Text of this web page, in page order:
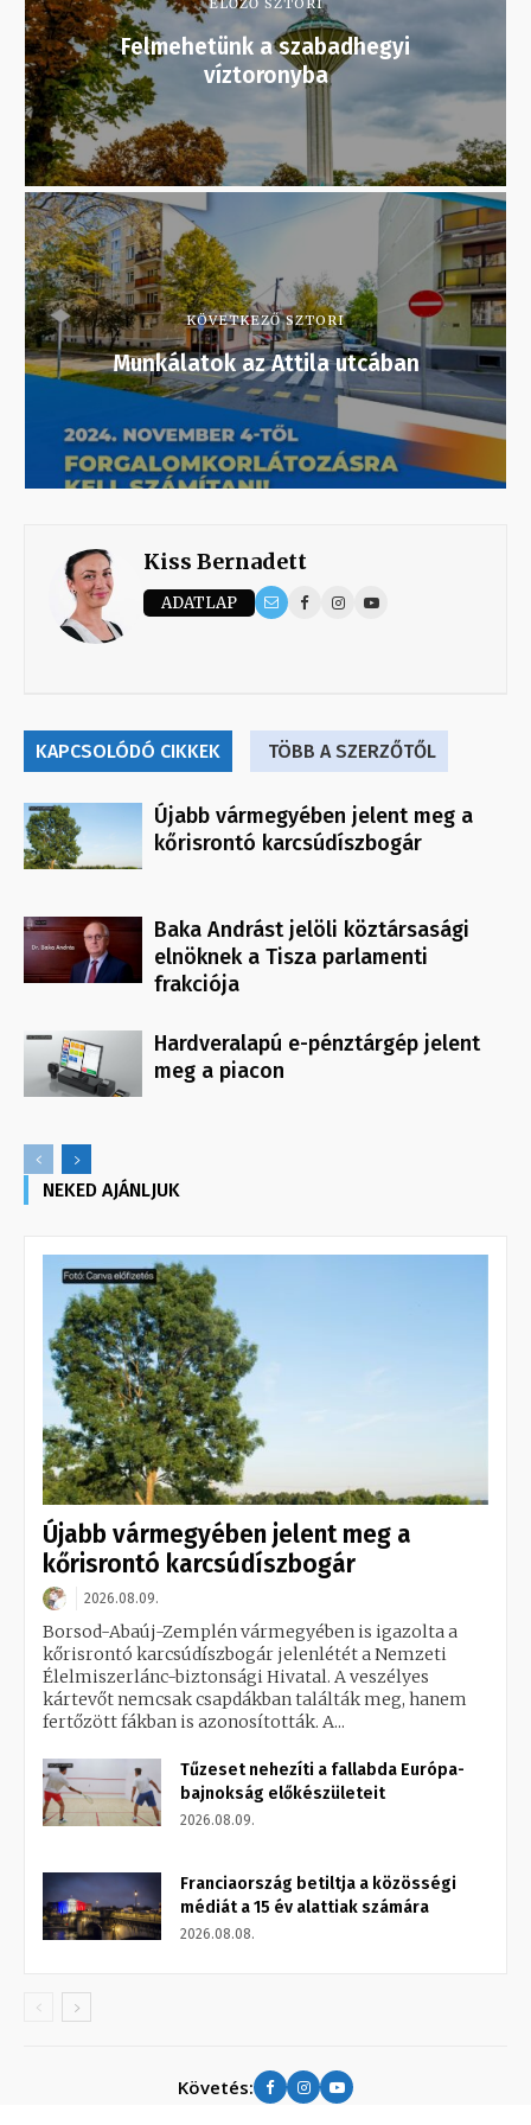
ELŐZŐ SZTORI
Felmehetünk a szabadhegyi
víztoronyba
KÖVETKEZŐ SZTORI
Munkálatok az Attila utcában
Kiss Bernadett
ADATLAP
KAPCSOLÓDÓ CIKKEK TÖBB A SZERZŐTŐL
Újabb vármegyében jelent meg a
kőrisrontó karcsúdíszbogár
Baka Andrást jelöli köztársasági
elnöknek a Tisza parlamenti
frakciója
Hardveralapú e-pénztárgép jelent
meg a piacon
NEKED AJÁNLJUK
Újabb vármegyében jelent meg a
kőrisrontó karcsúdíszbogár
2026.08.09.
Borsod-Abaúj-Zemplén vármegyében is igazolta a
kőrisrontó karcsúdíszbogár jelenlétét a Nemzeti
Élelmiszerlánc-biztonsági Hivatal. A veszélyes
kártevőt nemcsak csapdákban találták meg, hanem
fertőzött fákban is azonosították. A...
Tűzeset nehezíti a fallabda Európa-
bajnokság előkészületeit
2026.08.09.
Franciaország betiltja a közösségi
médiát a 15 év alattiak számára
2026.08.08.
Követés: